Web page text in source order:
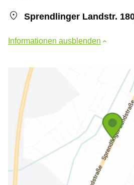
Sprendlinger Landstr.
Informationen ausblenden